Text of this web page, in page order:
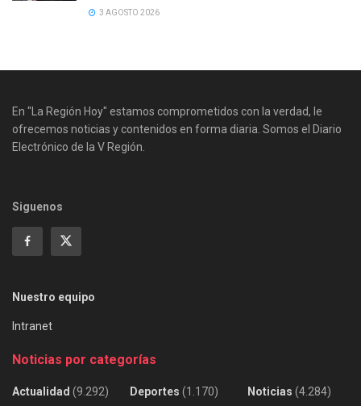
3 AGOSTO 2026
En "La Región Hoy" estamos comprometidos con la verdad, le
ofrecemos noticias y contenidos en forma diaria. Somos el Diario
Electrónico de la V Región.
Siguenos
Nuestro equipo
Intranet
Noticias por categorías
Actualidad (9.292)
Deportes (1.170)
Noticias (4.284)